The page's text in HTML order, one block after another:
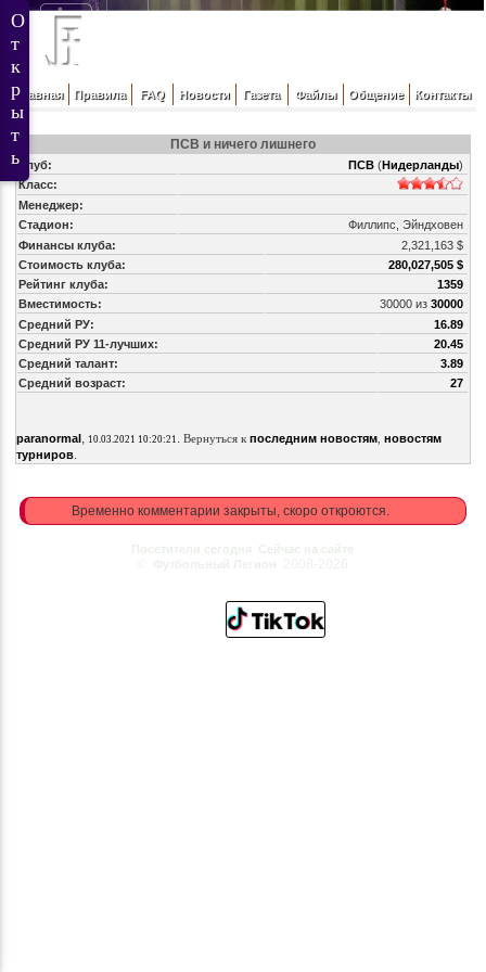
Главная Правила FAQ Новости Газета Файлы Общение Контакты
ПСВ и ничего лишнего
Клуб: ПСВ(Нидерланды)
Класс:
Менеджер:
Стадион:
Филлипс, Эйндховен
Финансы клуба:
2,321,163 $
Стоимость клуба:
280,027,505 $
Рейтинг клуба:
1359
Вместимость:
30000 из 30000
Средний РУ:
16.89
Средний РУ 11-лучших:
20.45
Средний талант:
3.89
Средний возраст:
27
paranormal, 10.03.2021 10:20:21 . Вернуться к последним новостям, новостям
турниров.
Временно комментарии закрыты, скоро откроются.